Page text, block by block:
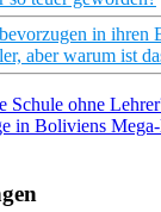
in ihren
aber warum ist
Schule ohne
in Boliviens